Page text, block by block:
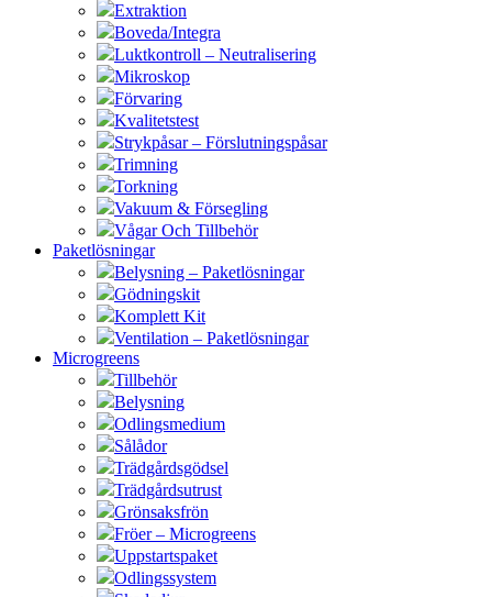
Extraktion
Boveda/Integra
Luktkontroll – Neutralisering
Mikroskop
Förvaring
Kvalitetstest
Strykpåsar – Förslutningspåsar
Trimning
Torkning
Vakuum & Försegling
Vågar Och Tillbehör
Paketlösningar
Belysning – Paketlösningar
Gödningskit
Komplett Kit
Ventilation – Paketlösningar
Microgreens
Tillbehör
Belysning
Odlingsmedium
Sålådor
Trädgårdsgödsel
Trädgårdsutrust
Grönsaksfrön
Fröer – Microgreens
Uppstartspaket
Odlingssystem